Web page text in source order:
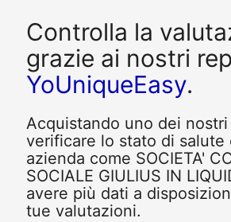
Controlla la
grazie ai nostri
YoUniqueEasy.
Acquistando uno dei
verificare lo stato di salute
azienda come SOCIETA'
SOCIALE GIULIUS IN
avere più dati a
tue valutazioni.